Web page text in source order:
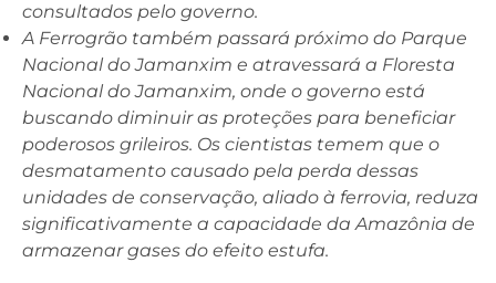
consultados pelo governo.
A Ferrogrão também passará próximo do Parque
Nacional do Jamanxim e atravessará a Floresta
Nacional do Jamanxim, onde o governo está
buscando diminuir as proteções para beneficiar
poderosos grileiros. Os cientistas temem que o
desmatamento causado pela perda dessas
unidades de conservação, aliado à ferrovia, reduza
significativamente a capacidade da Amazônia de
armazenar gases do efeito estufa.